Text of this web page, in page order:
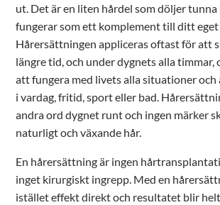
ut. Det är en liten hårdel som döljer
fungerar som ett komplement till ditt eget
Hårersättningen appliceras oftast för att
längre tid, och under dygnets alla timmar,
att fungera med livets alla situationer och
i vardag, fritid, sport eller bad.
andra ord dygnet runt och ingen märker
naturligt och växande hår.
En hårersättning är ingen
inget kirurgiskt ingrepp. Med en
istället effekt direkt och resultatet blir